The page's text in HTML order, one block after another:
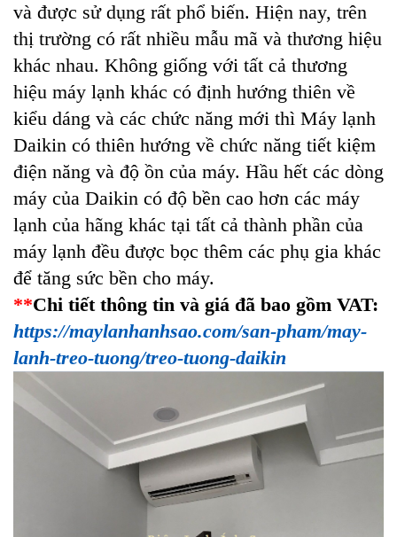
và được sử dụng rất phổ biến. Hiện nay, trên
thị trường có rất nhiều mẫu mã và thương hiệu
khác nhau. Không giống với tất cả thương
hiệu máy lạnh khác có định hướng thiên về
kiểu dáng và các chức năng mới thì Máy lạnh
Daikin có thiên hướng về chức năng tiết kiệm
điện năng và độ ồn của máy. Hầu hết các dòng
máy của Daikin có độ bền cao hơn các máy
lạnh của hãng khác tại tất cả thành phần của
máy lạnh đều được bọc thêm các phụ gia khác
để tăng sức bền cho máy.
**Chi tiết thông tin và giá đã bao gồm VAT:
https://maylanhanhsao.com/san-pham/may-
lanh-treo-tuong/treo-tuong-daikin